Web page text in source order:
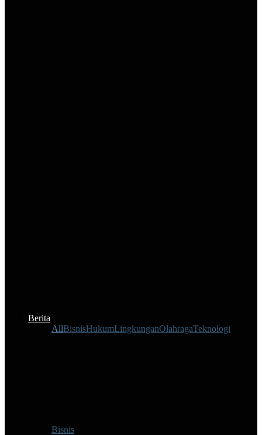
Berita
AllBisnisHukumLingkunganOlahragaTeknologi
Bisnis